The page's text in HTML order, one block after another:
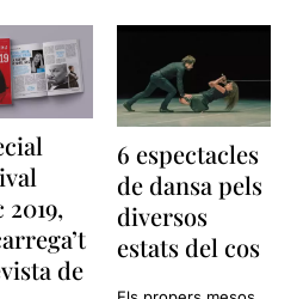
2019,
de
6 espectacles
de dansa pels
diversos
estats del cos